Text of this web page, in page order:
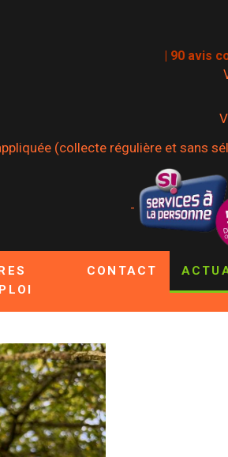
| 90 avis
(collecte régulière et sans
-
CONTACT